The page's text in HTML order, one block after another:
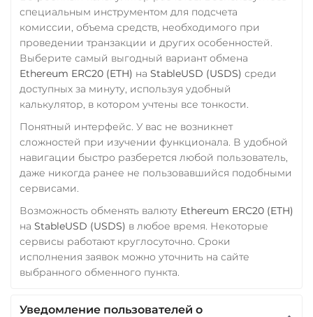
специальным инструментом для подсчета
комиссии, объема средств, необходимого при
проведении транзакции и других особенностей.
Выберите самый выгодный вариант обмена
Ethereum ERC20 (ETH) на StableUSD (USDS) среди
доступных за минуту, используя удобный
калькулятор, в котором учтены все тонкости.
Понятный интерфейс. У вас не возникнет
сложностей при изучении функционала. В удобной
навигации быстро разберется любой пользователь,
даже никогда ранее не пользовавшийся подобными
сервисами.
Возможность обменять валюту Ethereum ERC20 (ETH)
на StableUSD (USDS) в любое время. Некоторые
сервисы работают круглосуточно. Сроки
исполнения заявок можно уточнить на сайте
выбранного обменного пункта.
Уведомление пользователей о